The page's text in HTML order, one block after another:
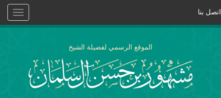
Toggle
اتصل بنا
الموقع الرسمي لفضيلة الشيخ